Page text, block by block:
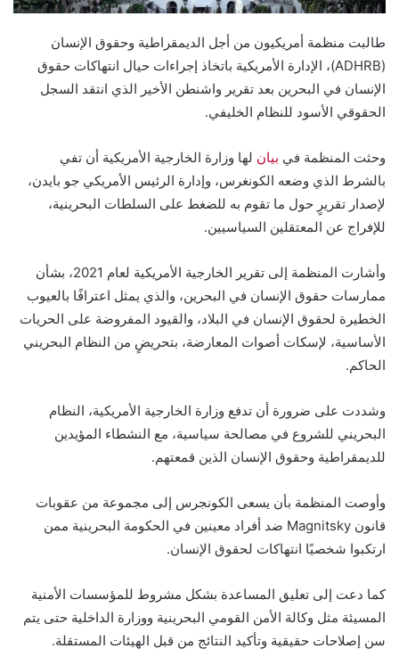
طالبت منظمة أمريكيون من أجل الديمقراطية وحقوق الإنسان
(ADHRB)، الإدارة الأمريكية باتخاذ إجراءات حيال انتهاكات حقوق
الإنسان في البحرين بعد تقرير واشنطن الأخير الذي انتقد السجل
الحقوقي الأسود للنظام الخليفي.
وحثت المنظمة في بيان لها وزارة الخارجية الأمريكية أن تفي
بالشرط الذي وضعه الكونغرس، وإدارة الرئيس الأمريكي جو بايدن،
لإصدار تقريرٍ حول ما تقوم به للضغط على السلطات البحرينية،
للإفراج عن المعتقلين السياسيين.
وأشارت المنظمة إلى تقرير الخارجية الأمريكية لعام 2021، بشأن
ممارسات حقوق الإنسان في البحرين، والذي يمثل اعترافًا بالعيوب
الخطيرة لحقوق الإنسان في البلاد، والقيود المفروضة على الحريات
الأساسية، لإسكات أصوات المعارضة، بتحريضٍ من النظام البحريني
الحاكم.
وشددت على ضرورة أن تدفع وزارة الخارجية الأمريكية، النظام
البحريني للشروع في مصالحة سياسية، مع النشطاء المؤيدين
للديمقراطية وحقوق الإنسان الذين قمعتهم.
وأوصت المنظمة بأن يسعى الكونجرس إلى مجموعة من عقوبات
قانون Magnitsky ضد أفراد معينين في الحكومة البحرينية ممن
ارتكبوا شخصيًا انتهاكات لحقوق الإنسان.
كما دعت إلى تعليق المساعدة بشكل مشروط للمؤسسات الأمنية
المسيئة مثل وكالة الأمن القومي البحرينية ووزارة الداخلية حتى يتم
سن إصلاحات حقيقية وتأكيد النتائج من قبل الهيئات المستقلة.